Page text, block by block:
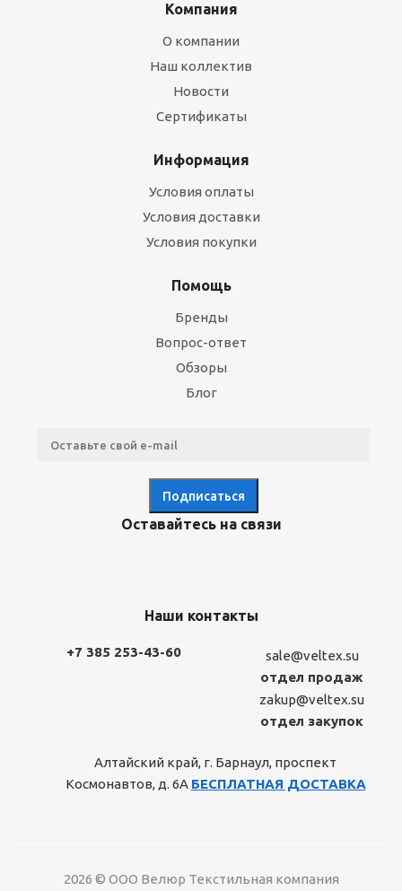
Компания
О компании
Наш коллектив
Новости
Сертификаты
Информация
Условия оплаты
Условия доставки
Условия покупки
Помощь
Бренды
Вопрос-ответ
Обзоры
Блог
Оставайтесь на связи
Наши контакты
+7 385 253-43-60
sale@veltex.su
отдел продаж
zakup@veltex.su
отдел закупок
Алтайский край, г. Барнаул, проспект
Космонавтов, д. 6А БЕСПЛАТНАЯ ДОСТАВКА
2026 © ООО Велюр Текстильная компания